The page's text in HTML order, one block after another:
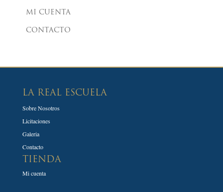
MI CUENTA
CONTACTO
LA REAL ESCUELA
Sobre Nosotros
Licitaciones
Galeria
Contacto
TIENDA
Mi cuenta